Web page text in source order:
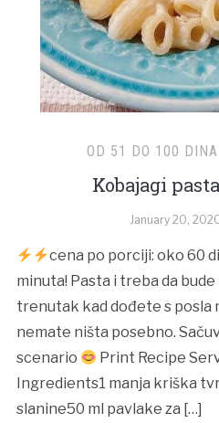
OD 51 DO 100
Kobajagi
January 20,
cena po porciji: oko 60
minuta! Pasta i treba da
trenutak kad dođete s posla
nemate ništa posebno.
scenario
Print Recipe
Ingredients1 manja kriška
slanine50 ml pavlake za […]